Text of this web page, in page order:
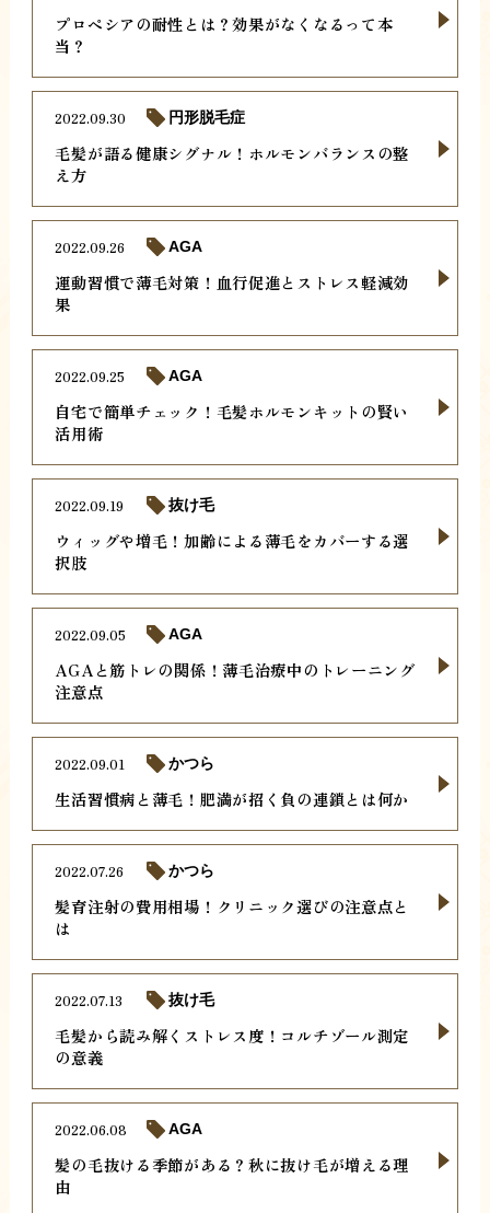
プロペシアの耐性とは？効果がなくなるって本
当？
毛髪が語る健康シグナル！ホルモンバランスの整
え方
2022.09.30 円形脱毛症
運動習慣で薄毛対策！血行促進とストレス軽減効
果
2022.09.26 AGA
自宅で簡単チェック！毛髪ホルモンキットの賢い
活用術
2022.09.25 AGA
ウィッグや増毛！加齢による薄毛をカバーする選
択肢
2022.09.19 抜け毛
AGAと筋トレの関係！薄毛治療中のトレーニング
注意点
2022.09.05 AGA
生活習慣病と薄毛！肥満が招く負の連鎖とは何か
2022.09.01 かつら
髪育注射の費用相場！クリニック選びの注意点と
は
2022.07.26 かつら
毛髪から読み解くストレス度！コルチゾール測定
の意義
2022.07.13 抜け毛
髪の毛抜ける季節がある？秋に抜け毛が増える理
由
2022.06.08 AGA